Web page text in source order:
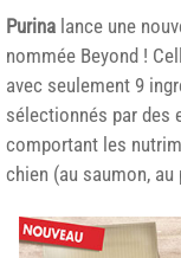
Purina lance une
nommée Beyond !
avec seulement 9
sélectionnés par des
comportant les
chien (au saumon, au